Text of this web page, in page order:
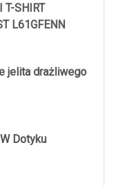
T-SHIRT
L61GFENN
jelita drażliwego
Dotyku